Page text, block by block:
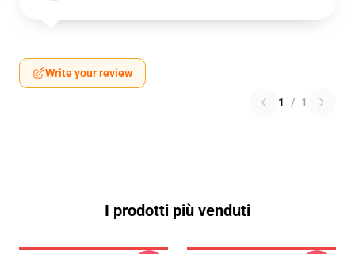
Write your review
1 / 1
I prodotti più venduti